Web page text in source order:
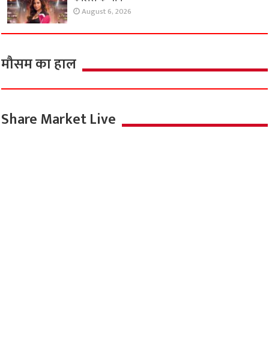
August 6, 2026
मौसम का हाल
Share Market Live